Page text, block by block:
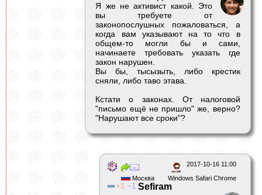
Я же не активист какой. Это
вы требуете от
законопослушных пожаловаться, а
когда вам указывают на то что в
общем-то могли бы и сами,
начинаете требовать указать где
закон нарушен.
Вы бы, тысызыть, либо крестик
сняли, либо таво этава.
Кстати о законах. От налоговой
"письмо ещё не пришло" же, верно?
"Нарушают все сроки"?
2017-10-16 11:00
Windows Safari Chrome
Москва
1 1 Sefiram